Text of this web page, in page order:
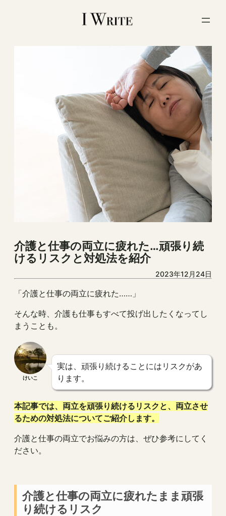
介護と仕事の両立に疲れた…頑張り続
けるリスクと対処法を紹介
2023年12月24日
「介護と仕事の両立に疲れた……」
そんな時、介護も仕事もすべて投げ出したくなってし
まうことも。
けいこ
実は、頑張り続けることにはリスクがあ
ります。
本記事では、両立を頑張り続けるリスクと、両立させ
るための対処法についてご紹介します。
介護と仕事の両立でお悩みの方は、ぜひ参考にしてく
ださい。
介護と仕事の両立に疲れたまま頑張
り続けるリスク